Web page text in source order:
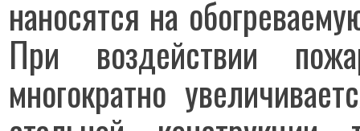
наносятся на
При воздействии
многократно